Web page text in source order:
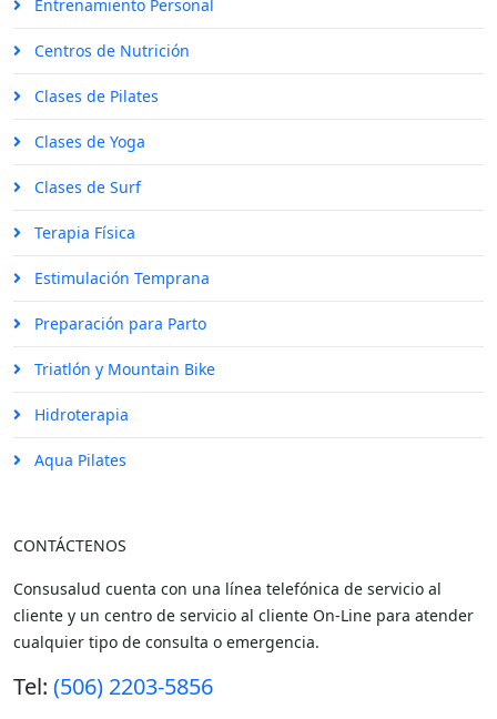
Entrenamiento Personal
Centros de Nutrición
Clases de Pilates
Clases de Yoga
Clases de Surf
Terapia Física
Estimulación Temprana
Preparación para Parto
Triatlón y Mountain Bike
Hidroterapia
Aqua Pilates
CONTÁCTENOS
Consusalud cuenta con una línea telefónica de servicio al
cliente y un centro de servicio al cliente On-Line para atender
cualquier tipo de consulta o emergencia.
Tel: (506) 2203-5856